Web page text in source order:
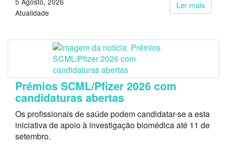
Ler mais
Atualidade
Prémios SCML/Pfizer 2026 com
candidaturas abertas
Os profissionais de saúde podem candidatar-se a esta
iniciativa de apoio à investigação biomédica até 11 de
setembro.